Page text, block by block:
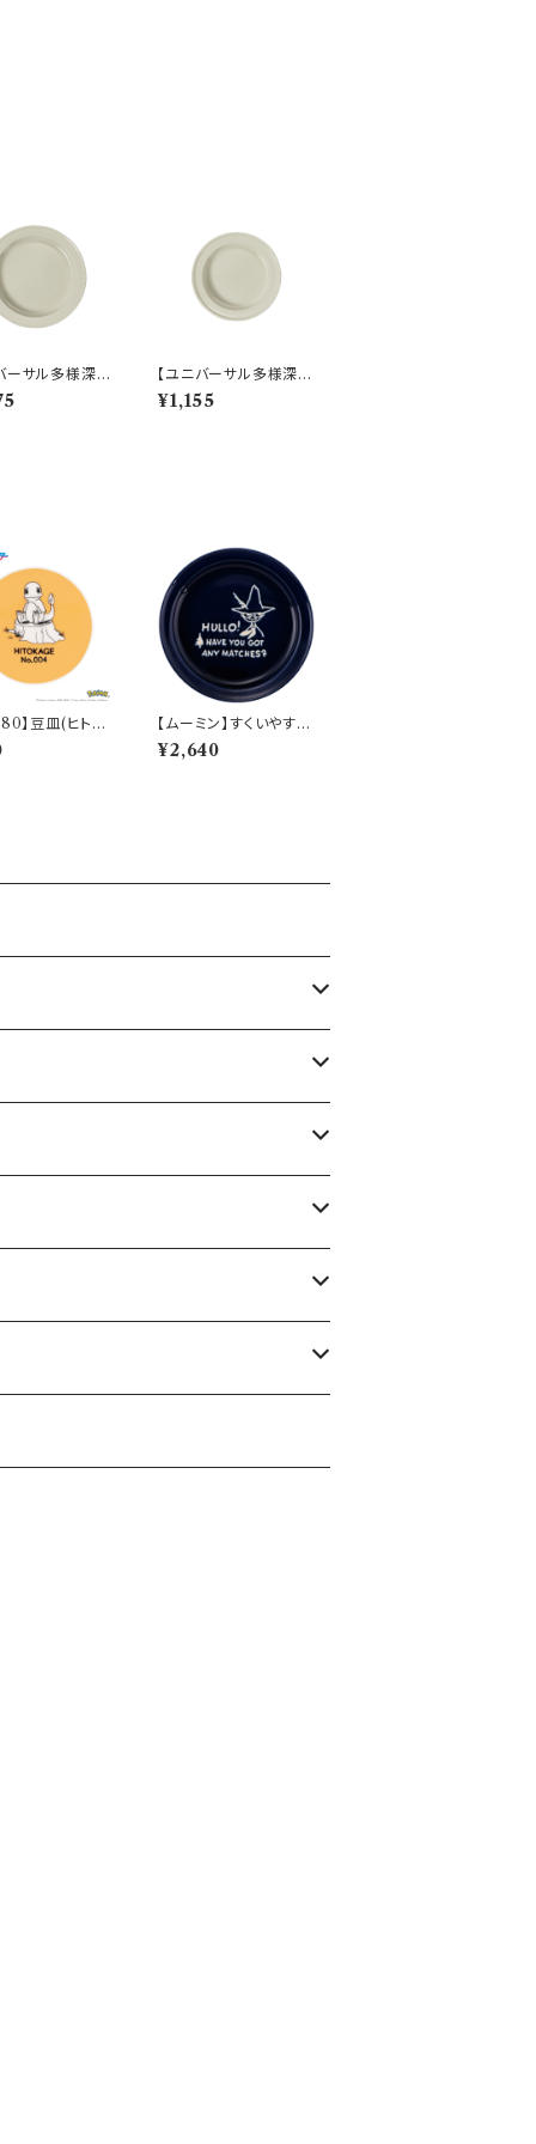
ーサル多様深
いやすいうつ
ディーププレ
【ユニバーサル多様深
皿】【すくいやすいうつ
わ】16.5cm ディーププ
¥1,155
】豆皿(ヒトカ
Sketch】P
【ムーミン】すくいやすい
カレー皿（スナフキン）
【MM9000】MM900
¥2,640